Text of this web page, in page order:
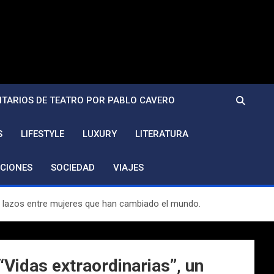
DE TEATRO POR PABLO CAVERO
LIFESTYLE LUXURY LITERATURA
SOCIEDAD VIAJES
entre mujeres que han cambiado el mundo.
extraordinarias”, un